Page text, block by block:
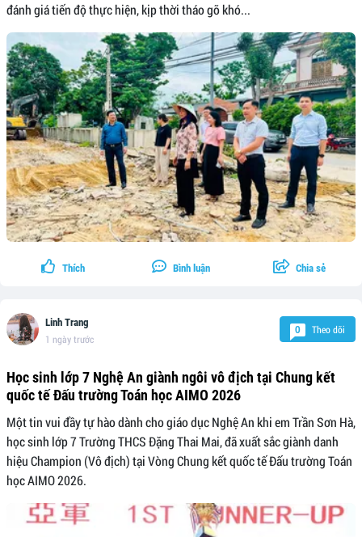
đánh giá tiến độ thực hiện, kịp thời tháo gỡ khó...
Thích Bình luận Chia sẻ
Linh Trang
1 ngày trước
0 Theo dõi
Học sinh lớp 7 Nghệ An giành ngôi vô địch tại Chung kết
quốc tế Đấu trường Toán học AIMO 2026
Một tin vui đầy tự hào dành cho giáo dục Nghệ An khi em Trần Sơn Hà,
học sinh lớp 7 Trường THCS Đặng Thai Mai, đã xuất sắc giành danh
hiệu Champion (Vô địch) tại Vòng Chung kết quốc tế Đấu trường Toán
học AIMO 2026.